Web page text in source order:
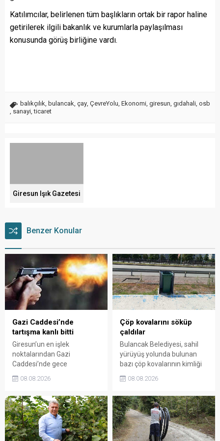
Katılımcılar, belirlenen tüm başlıkların ortak bir rapor haline
getirilerek ilgili bakanlık ve kurumlarla paylaşılması
konusunda görüş birliğine vardı.
balıkçılık bulancak çay ÇevreYolu Ekonomi giresun gıdahali osb
,sanayi ,ticaret
Giresun Işık Gazetesi
Benzer Konular
Gazi Caddesi’nde
tartışma kanlı bitti
Giresun’un en işlek
noktalarından Gazi
Caddesi’nde gece
kavgada A.E. ayağından
bölgede kısa süreli panik
yaşanırken polis geniş çaplı
soruşturma başlattı.
08.08.2026
Çöp kovalarını söküp
çaldılar
Bulancak Belediyesi, sahil
yürüyüş yolunda bulunan
bazı çöp kovalarının kimliği
sökülerek çalındığını açıkladı.
verenlerin tespiti için
vatandaşlardan ihbar
desteği istedi.
08.08.2026